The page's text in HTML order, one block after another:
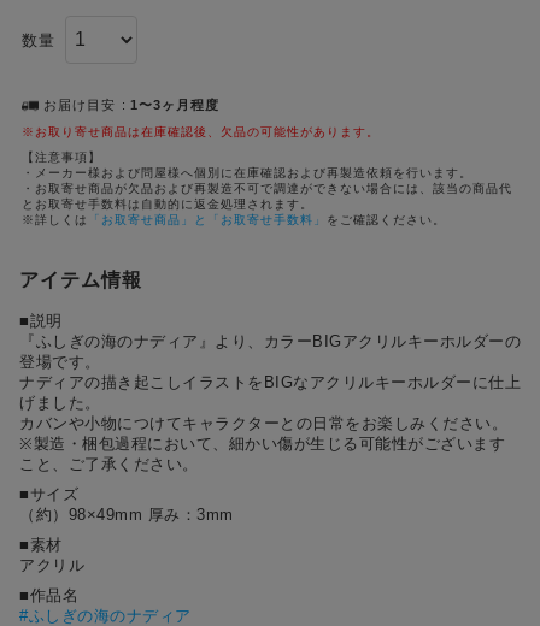
ー
ー
ド
1位 #ポケットモンスター（ポケモン）
2位 #ハイキュー!!
4位 #名探偵コナン
5位 #呪術廻戦
#Re:ゼロから始める異世界生活（リゼロ）
数量
お届け目安 1〜3ヶ月程度
※お取り寄せ商品は在庫確認後、欠品の可能性があります。
【注意事項】
・メーカー様および問屋様へ個別に在庫確認および再製造依頼を行います。
・お取寄せ商品が欠品および再製造不可で調達ができない場合には、該当の商品代
とお取寄せ手数料は自動的に返金処理されます。
※詳しくは
「お取寄せ商品」と「お取寄せ手数料」 をご確認ください。
アイテム情報
■説明
『ふしぎの海のナディア』より、カラーBIGアクリルキーホルダーの
登場です。
ナディアの描き起こしイラストをBIGなアクリルキーホルダーに仕上
げました。
カバンや小物につけてキャラクターとの日常をお楽しみください。
※製造・梱包過程において、細かい傷が生じる可能性がございます
こと、ご了承ください。
■サイズ
（約）98×49mm 厚み：3mm
■素材
アクリル
■作品名
#ふしぎの海のナディア